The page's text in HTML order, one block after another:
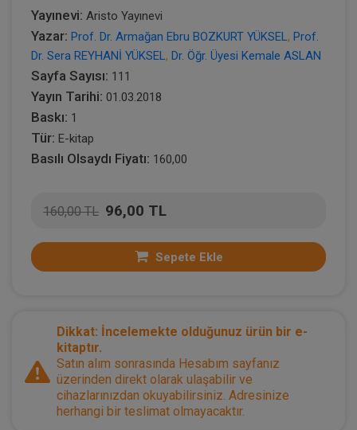
Yayınevi: Aristo Yayınevi
Yazar: Prof. Dr. Armağan Ebru BOZKURT YÜKSEL, Prof.
Dr. Sera REYHANİ YÜKSEL, Dr. Öğr. Üyesi Kemale ASLAN
Sayfa Sayısı: 111
Yayın Tarihi: 01.03.2018
Baskı: 1
Tür: E-kitap
Basılı Olsaydı Fiyatı: 160,00
160,00 TL 96,00 TL
Sepete Ekle
Dikkat: İncelemekte olduğunuz ürün bir e-
kitaptır.
Satın alım sonrasında Hesabım sayfanız
üzerinden direkt olarak ulaşabilir ve
cihazlarınızdan okuyabilirsiniz. Adresinize
herhangi bir teslimat olmayacaktır.